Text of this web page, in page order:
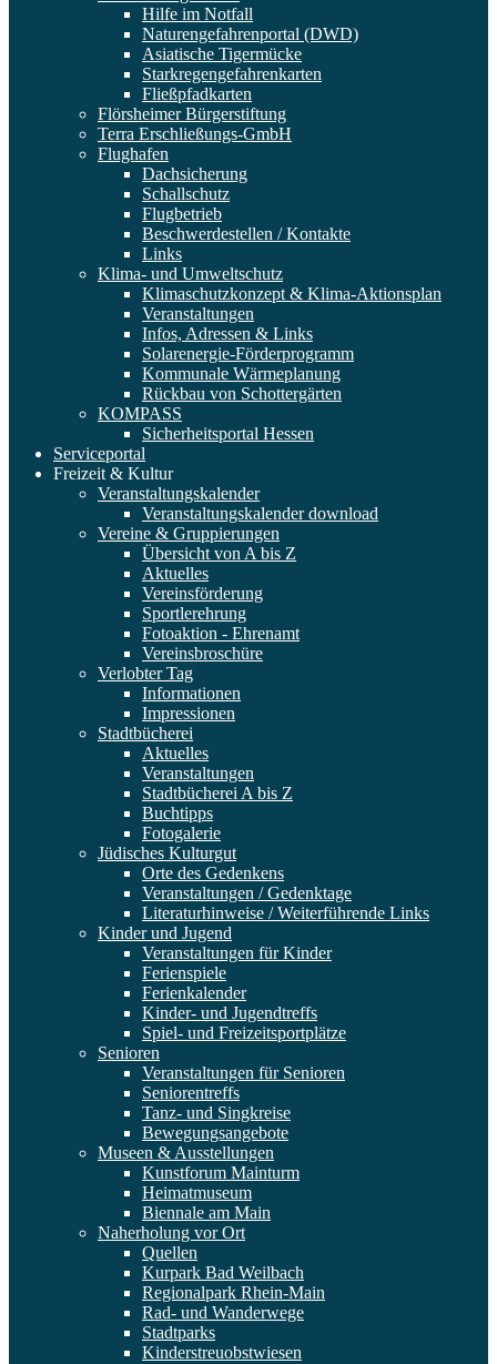
Hilfe im Notfall
Naturengefahrenportal (DWD)
Asiatische Tigermücke
Starkregengefahrenkarten
Fließpfadkarten
Flörsheimer Bürgerstiftung
Terra Erschließungs-GmbH
Flughafen
Dachsicherung
Schallschutz
Flugbetrieb
Beschwerdestellen / Kontakte
Links
Klima- und Umweltschutz
Klimaschutzkonzept & Klima-Aktionsplan
Veranstaltungen
Infos, Adressen & Links
Solarenergie-Förderprogramm
Kommunale Wärmeplanung
Rückbau von Schottergärten
KOMPASS
Sicherheitsportal Hessen
Serviceportal
Freizeit & Kultur
Veranstaltungskalender
Veranstaltungskalender download
Vereine & Gruppierungen
Übersicht von A bis Z
Aktuelles
Vereinsförderung
Sportlerehrung
Fotoaktion - Ehrenamt
Vereinsbroschüre
Verlobter Tag
Informationen
Impressionen
Stadtbücherei
Aktuelles
Veranstaltungen
Stadtbücherei A bis Z
Buchtipps
Fotogalerie
Jüdisches Kulturgut
Orte des Gedenkens
Veranstaltungen / Gedenktage
Literaturhinweise / Weiterführende Links
Kinder und Jugend
Veranstaltungen für Kinder
Ferienspiele
Ferienkalender
Kinder- und Jugendtreffs
Spiel- und Freizeitsportplätze
Senioren
Veranstaltungen für Senioren
Seniorentreffs
Tanz- und Singkreise
Bewegungsangebote
Museen & Ausstellungen
Kunstforum Mainturm
Heimatmuseum
Biennale am Main
Naherholung vor Ort
Quellen
Kurpark Bad Weilbach
Regionalpark Rhein-Main
Rad- und Wanderwege
Stadtparks
Kinderstreuobstwiesen